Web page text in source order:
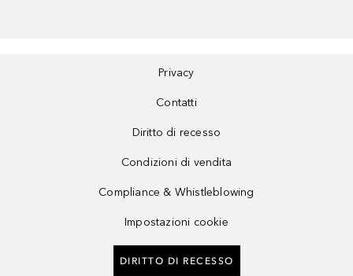
Privacy
Contatti
Diritto di recesso
Condizioni di vendita
Compliance & Whistleblowing
Impostazioni cookie
DIRITTO DI RECESSO